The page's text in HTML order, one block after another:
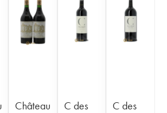
Château
C des
C des